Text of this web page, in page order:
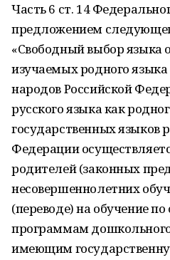
Часть 6 ст. 14
предложением
«Свободный выбор языка
изучаемых родного языка
народов Российской
русского языка как
государственных языков
Федерации
родителей (законных
несовершеннолетних
(переводе) на обучение
программам
имеющим